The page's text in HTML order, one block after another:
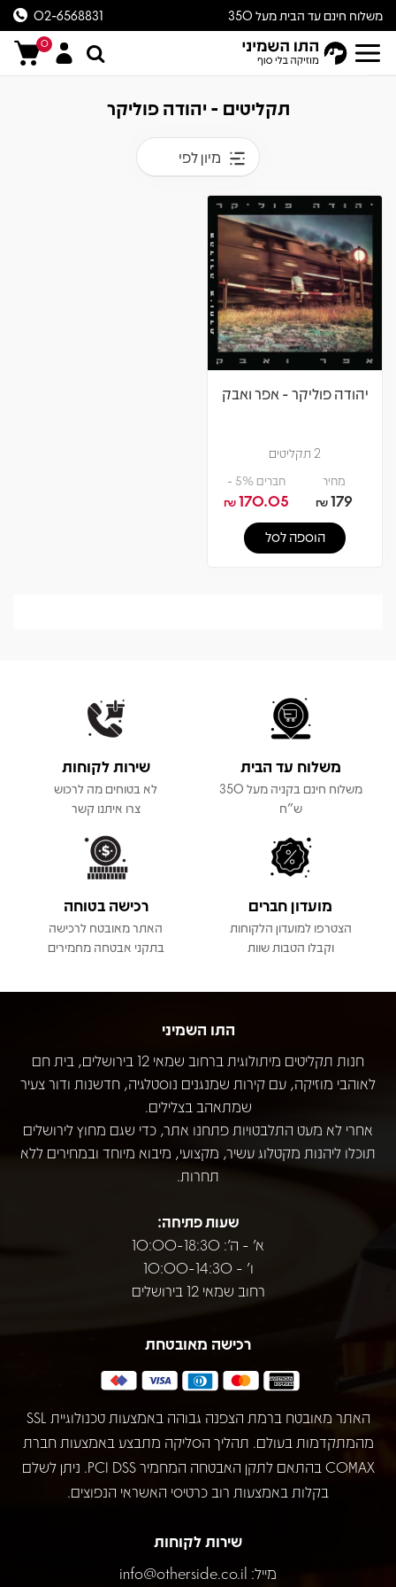
משלוח חינם עד הבית מעל 350
ש״ח
02-6568831
0
תקליטים - יהודה פוליקר
מיון לפי
יהודה פוליקר - אפר ואבק
2 תקליטים
מחיר
179
₪
חברים 5% -
170.05
₪
הוספה לסל
משלוח עד הבית
משלוח חינם בקניה מעל 350
ש"ח
שירות לקוחות
לא בטוחים מה לרכוש
צרו איתנו קשר
מועדון חברים
הצטרפו למועדון הלקוחות
וקבלו הטבות שוות
רכישה בטוחה
האתר מאובטח לרכישה
בתקני אבטחה מחמירים
התו השמיני
חנות תקליטים מיתולוגית ברחוב שמאי 12 בירושלים, בית חם
לאוהבי מוזיקה, עם קירות שמנגנים נוסטלגיה, חדשנות ודור צעיר
שמתאהב בצלילים.
אחרי לא מעט התלבטויות פתחנו אתר, כדי שגם מחוץ לירושלים
תוכלו ליהנות מקטלוג עשיר, מקצועי, מיבוא מיוחד ובמחירים ללא
תחרות.
שעות פתיחה:
א' - ה': 10:00-18:30
ו' - 10:00-14:30
רחוב שמאי 12 בירושלים
רכישה מאובטחת
האתר מאובטח ברמת הצפנה גבוהה באמצעות טכנולוגיית SSL
מהמתקדמות בעולם. תהליך הסליקה מתבצע באמצעות חברת
COMAX בהתאם לתקן האבטחה המחמיר PCI DSS. ניתן לשלם
בקלות באמצעות רוב כרטיסי האשראי הנפוצים.
שירות לקוחות
מייל: info@otherside.co.il